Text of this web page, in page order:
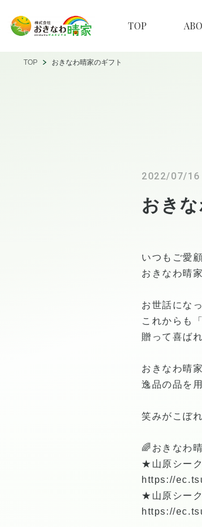
TOP
TOP おきなわ晴家のギフト
2022/07/16
おき
いつもご愛
おきなわ晴
お世話にな
これからも
贈って喜ば
おきなわ晴
逸品の品を
笑みがこぼ
🌈おきなわ
★山原シー
https://
★山原シー
https://